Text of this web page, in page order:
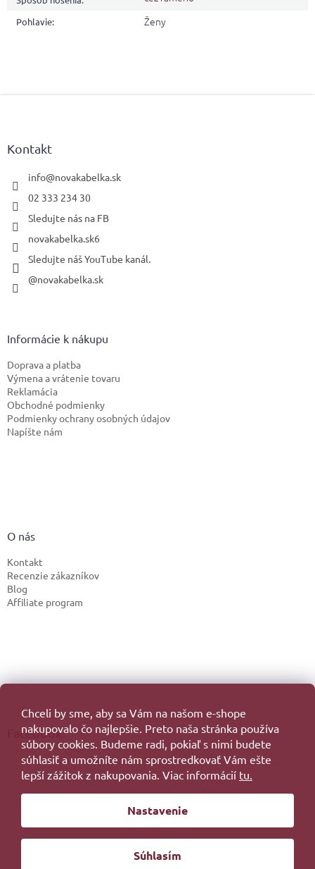
Chceli by sme, aby sa Vám na našom e-shope
nakupovalo čo najlepšie. Preto naša stránka používa
súbory cookies. Budeme radi, pokiaľ s nimi budete
súhlasiť a umožníte nám sprostredkovať Vám ešte
lepší zážitok z nakupovania. Viac informácií tu.
Nastavenie
Súhlasím
Pohlavie: Ženy
Kontakt
info@novakabelka.sk
02 333 234 30
Sledujte nás na FB
novakabelka.sk6
Sledujte náš YouTube kanál.
@novakabelka.sk
Informácie k nákupu
Doprava a platba
Výmena a vrátenie tovaru
Reklamácia
Obchodné podmienky
Podmienky ochrany osobných údajov
Napíšte nám
O nás
Kontakt
Recenzie zákazníkov
Blog
Affiliate program
Facebook
Vytvoril Shoptet
Copyright 2026. Všetky práva vyhradené.
Redesign byFilipesmedia 🧡